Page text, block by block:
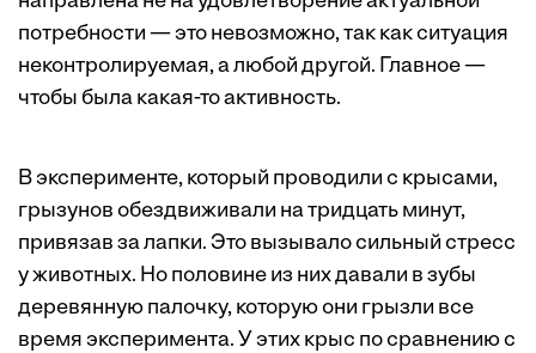
потребности — это невозможно, так как ситуация
неконтролируемая, а любой другой. Главное —
чтобы была какая-то активность.
В эксперименте, который проводили с крысами,
грызунов обездвиживали на тридцать минут,
привязав за лапки. Это вызывало сильный стресс
у животных. Но половине из них давали в зубы
деревянную палочку, которую они грызли все
время эксперимента. У этих крыс по сравнению с